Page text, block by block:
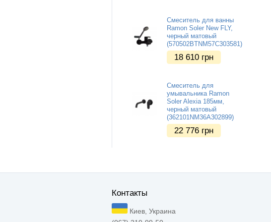
Смеситель для ванны
Ramon Soler New FLY,
черный матовый
(570502BTNM57C303581)
18 610 грн
Смеситель для
умывальника Ramon
Soler Alexia 185мм,
черный матовый
(362101NM36A302899)
22 776 грн
Контакты
Киев, Украина